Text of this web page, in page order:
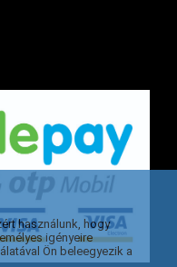
használunk, hogy
igényeire
Ön beleegyezik a